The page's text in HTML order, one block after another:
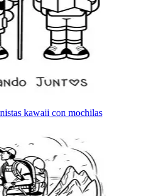
kawaii con mochilas